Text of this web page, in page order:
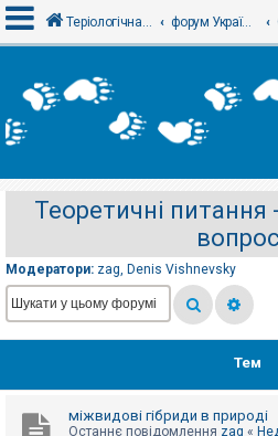
х
і
с
р
а
ц
і
Т
Теріологічна школа форум Українського теріологічного товариства
Теоретичні питання
Модератори: zag, Denis Vishnevsky
Тем
міжвидові гібриди в природі
Останнє повідомлення zag «